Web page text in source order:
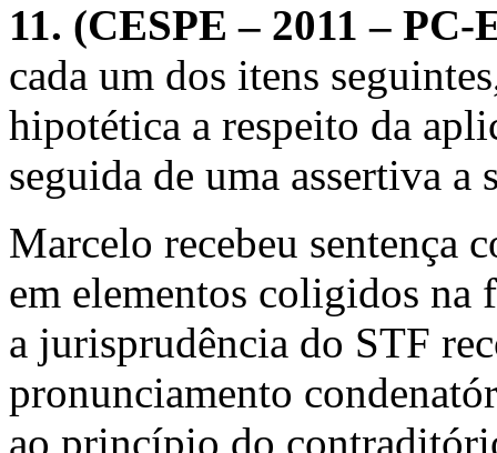
11. (CESPE – 2011 – PC-
cada um dos itens
hipotética a respeito da
seguida de uma assertiva a
Marcelo recebeu sentença
em elementos coligidos na
a jurisprudência do STF
pronunciamento
ao princípio do